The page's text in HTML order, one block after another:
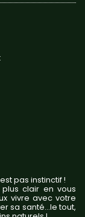
pas instinctif !
clair en vous
vivre avec votre
sa santé...le tout,